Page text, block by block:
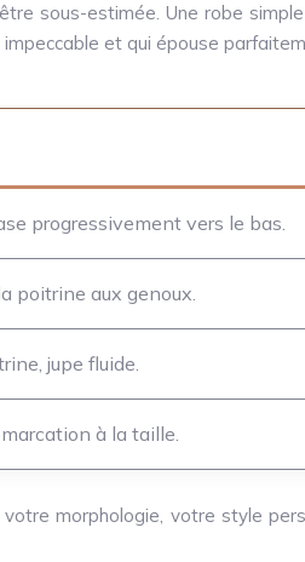
sous-estimée. Une robe
et qui épouse
progressivement vers le bas.
poitrine aux genoux.
jupe fluide.
à la taille.
morphologie, votre style